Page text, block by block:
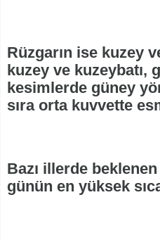
Rüzgarın ise kuzey
kuzey ve kuzeybatı,
kesimlerde güney
sıra orta kuvvette
Bazı illerde
günün en yüksek